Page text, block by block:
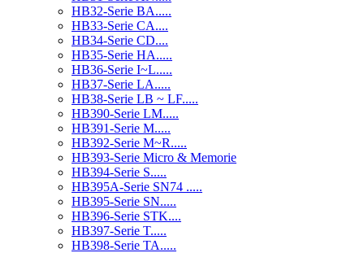
HB32-Serie BA.....
HB33-Serie CA....
HB34-Serie CD....
HB35-Serie HA.....
HB36-Serie I~L.....
HB37-Serie LA.....
HB38-Serie LB ~ LF.....
HB390-Serie LM.....
HB391-Serie M.....
HB392-Serie M~R.....
HB393-Serie Micro & Memorie
HB394-Serie S.....
HB395A-Serie SN74 .....
HB395-Serie SN.....
HB396-Serie STK....
HB397-Serie T.....
HB398-Serie TA.....